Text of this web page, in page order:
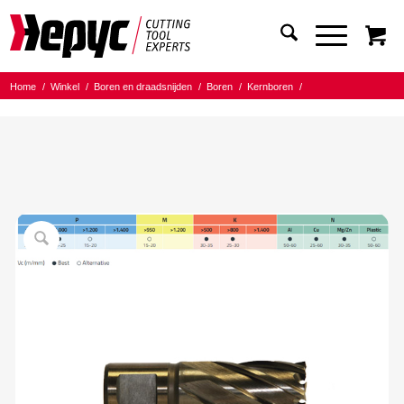
Home / Winkel / Boren en draadsnijden / Boren / Kernboren
/